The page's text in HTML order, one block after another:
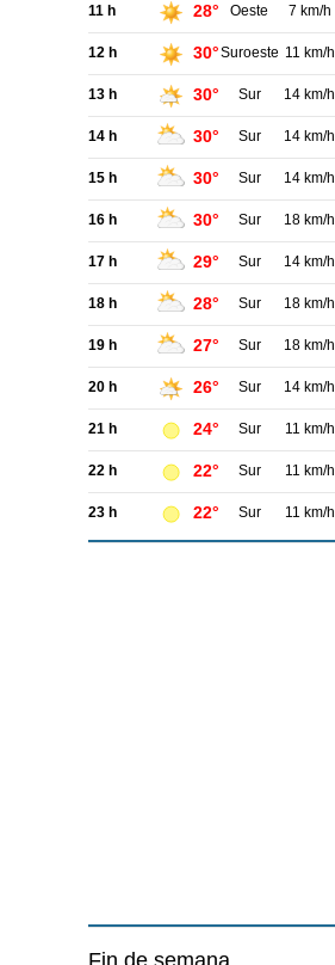
11 h 28° Oeste 7 km/h
12 h 30°Suroeste 11 km/h
13 h 30° Sur 14 km/h
14 h 30° Sur 14 km/h
15 h 30° Sur 14 km/h
16 h 30° Sur 18 km/h
17 h 29° Sur 14 km/h
18 h 28° Sur 18 km/h
19 h 27° Sur 18 km/h
20 h 26° Sur 14 km/h
21 h 24° Sur 11 km/h
22 h 22° Sur 11 km/h
23 h 22° Sur 11 km/h